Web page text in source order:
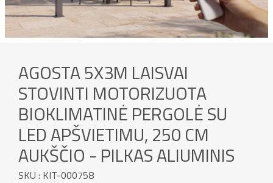
AGOSTA 5X3M LAISVAI
STOVINTI MOTORIZUOTA
BIOKLIMATINĖ PERGOLĖ SU
LED APŠVIETIMU, 250 CM
AUKŠČIO - PILKAS ALIUMINIS
SKU : KIT-000758